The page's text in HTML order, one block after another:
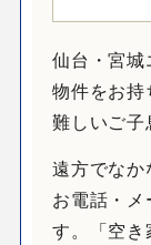
仙台・宮城
物件をお持
難しいご子
遠方でなか
お電話・メ
す。「空き